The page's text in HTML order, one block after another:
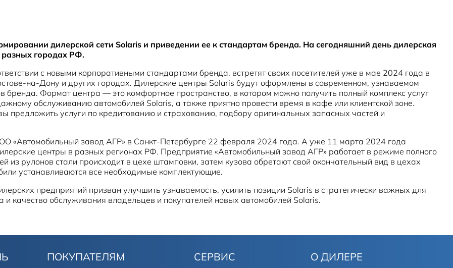
дилерской сети Solaris и приведении ее к стандартам бренда. На сегодняшний день дилерская
разных городах РФ.
с новыми корпоративными стандартами бренда, встретят своих посетителей уже в мае 2024 года в
на-Дону и других городах. Дилерские центры Solaris будут оформлены в современном, узнаваемом
бренда. Формат центра — это комфортное пространство, в котором можно получить полный комплекс услуг
обслуживанию автомобилей Solaris, а также приятно провести время в кафе или клиентской зоне.
предложить услуги по кредитованию и страхованию, подбору оригинальных запасных частей и
«Автомобильный завод АГР» в Санкт-Петербурге 22 февраля 2024 года. А уже 11 марта 2024 года
центры в разных регионах РФ. Предприятие «Автомобильный завод АГР» работает в режиме полного
из рулонов стали происходит в цехе штамповки, затем кузова обретают свой окончательный вид в цехах
устанавливаются все необходимые комплектующие.
предприятий призван улучшить узнаваемость, усилить позиции Solaris в стратегически важных для
качество обслуживания владельцев и покупателей новых автомобилей Solaris.
ПОКУПАТЕЛЯМ СЕРВИС О ДИЛЕРЕ